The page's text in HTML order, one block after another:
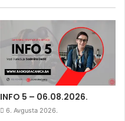
INFO 5 – 06.08.2026.
6. Avgusta 2026.